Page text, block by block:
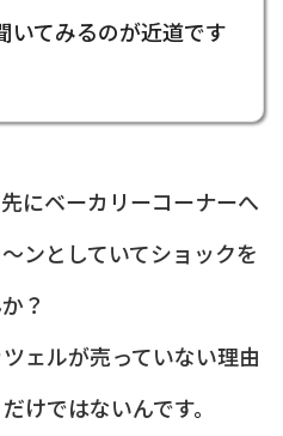
いてみるのが近道です
にベーカリーコーナーへ
ンとしていてショックを
？
ェルが売っていない理由
けではないんです。